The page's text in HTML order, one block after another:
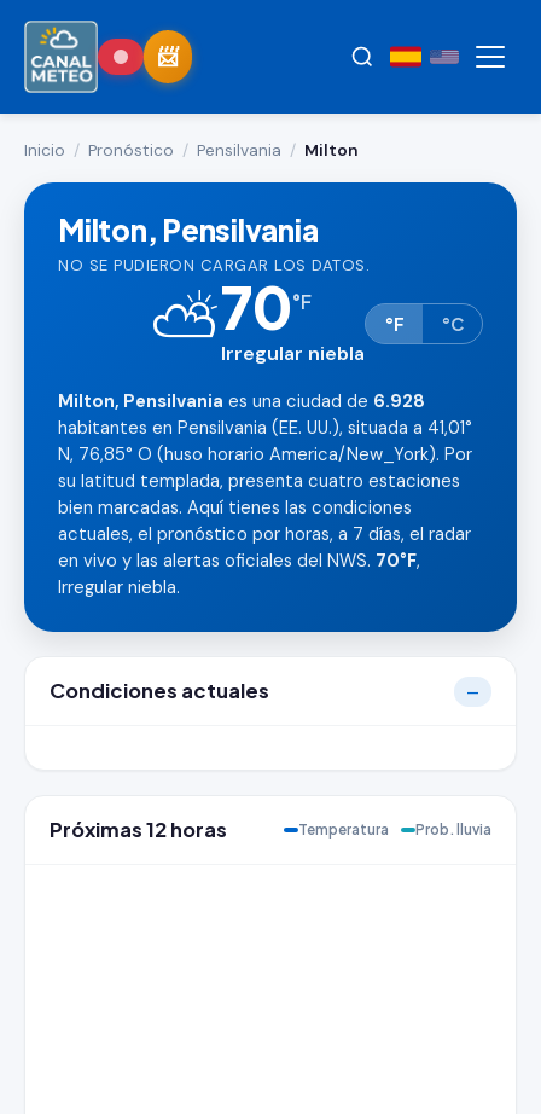
Inicio / Pronóstico / Pensilvania / Milton
Milton, Pensilvania
NO SE PUDIERON CARGAR LOS DATOS.
⛅70°F
Irregular niebla
°F °C
Milton, Pensilvania es una ciudad de 6.928
habitantes en Pensilvania (EE. UU.), situada a 41,01°
N, 76,85° O (huso horario America/New_York). Por
su latitud templada, presenta cuatro estaciones
bien marcadas. Aquí tienes las condiciones
actuales, el pronóstico por horas, a 7 días, el radar
en vivo y las alertas oficiales del NWS. 70°F,
Irregular niebla.
Condiciones actuales —
Próximas 12 horas Temperatura Prob. lluvia